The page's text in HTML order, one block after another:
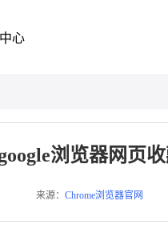
心
浏览器网页
来源： Chrome浏览器官网